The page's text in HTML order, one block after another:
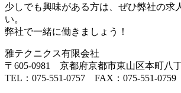
少しでも興味がある方は、ぜひ弊社の求
い。
弊社で一緒に働きましょう！
雅テクニクス有限会社
〒605-0981 京都府京都市東山区本町八
TEL：075-551-0757 FAX：075-551-0759